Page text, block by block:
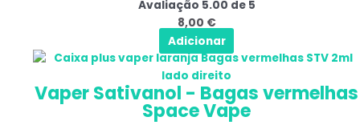
página
do
produto
Avaliação 5.00 de 5
8,00 €
Adicionar
Vaper Sativanol - Bagas vermelhas
Space Vape
Gama
preços:
24,90 €
Este
produto
tem
várias